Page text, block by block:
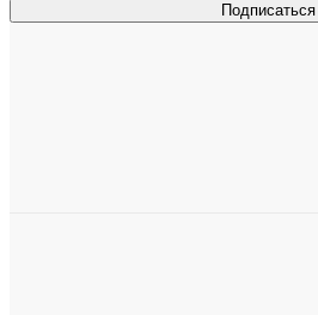
Подписаться